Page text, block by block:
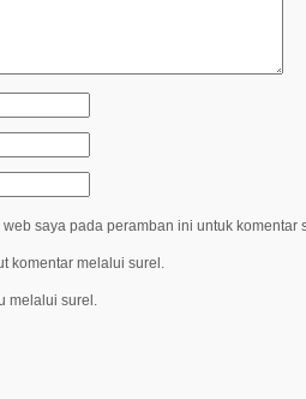
saya pada peramban ini untuk komentar
komentar melalui surel.
melalui surel.